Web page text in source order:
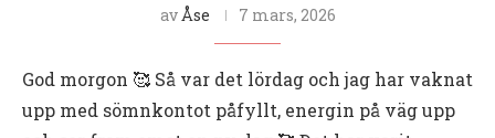
av Åse 7 mars, 2026
God morgon 🥰 Så var det lördag och jag har vaknat
upp med sömnkontot påfyllt, energin på väg upp